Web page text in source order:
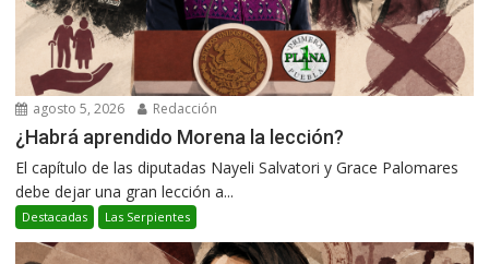
agosto 5, 2026 Redacción
¿Habrá aprendido Morena la lección?
El capítulo de las diputadas Nayeli Salvatori y Grace Palomares
debe dejar una gran lección a...
Destacadas Las Serpientes